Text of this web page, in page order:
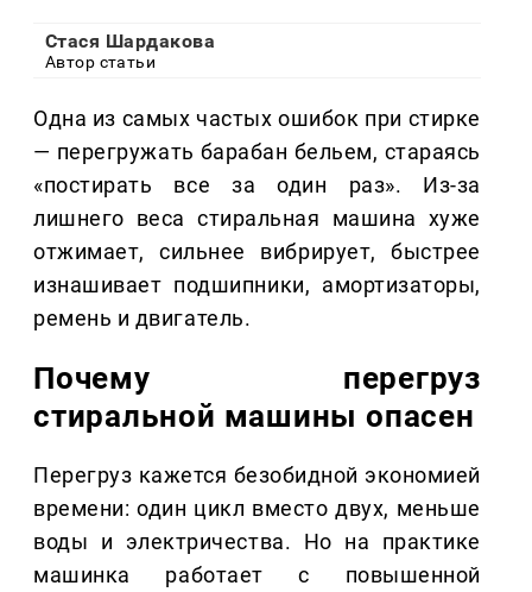
Стася Шардакова
Автор статьи
Одна из самых частых ошибок при стирке
— перегружать барабан бельем, стараясь
«постирать все за один раз». Из-за
лишнего веса стиральная машина хуже
отжимает, сильнее вибрирует, быстрее
изнашивает подшипники, амортизаторы,
ремень и двигатель.
Почему перегруз
стиральной машины опасен
Перегруз кажется безобидной экономией
времени: один цикл вместо двух, меньше
воды и электричества. Но на практике
машинка работает с повышенной